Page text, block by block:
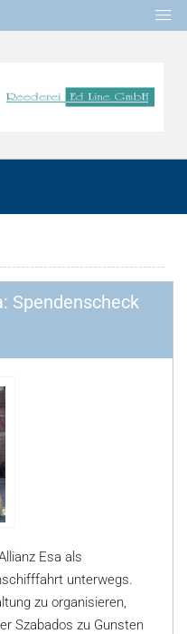
Spendenscheck
Esa als
unterwegs.
zu organisieren,
Szabados zu Gunsten